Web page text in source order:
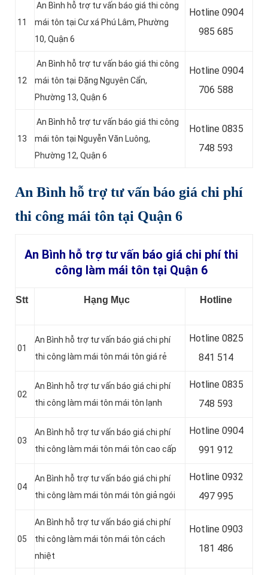
11
An Bình hỗ trợ tư vấn báo giá thi công
mái tôn tại Cư xá Phú Lâm, Phường
10, Quận 6
Hotline 0904
985 685
12
An Bình hỗ trợ tư vấn báo giá thi công
mái tôn tại Đặng Nguyên Cẩn,
Phường 13, Quận 6
Hotline 0904
706 588
13
An Bình hỗ trợ tư vấn báo giá thi công
mái tôn tại Nguyễn Văn Luông,
Phường 12, Quận 6
Hotline 0835
748 593
An Bình hỗ trợ tư vấn báo giá chi phí
thi công mái tôn tại Quận 6
An Bình hỗ trợ tư vấn báo giá chi phí thi
công làm mái tôn tại Quận 6
Stt Hạng Mục Hotline
01
An Bình hỗ trợ tư vấn báo giá chi phí
thi công làm mái tôn mái tôn giá rẻ
Hotline 0825
841 514
02
An Bình hỗ trợ tư vấn báo giá chi phí
thi công làm mái tôn mái tôn lạnh
Hotline 0835
748 593
03
An Bình hỗ trợ tư vấn báo giá chi phí
thi công làm mái tôn mái tôn cao cấp
Hotline 0904
991 912
04
An Bình hỗ trợ tư vấn báo giá chi phí
thi công làm mái tôn mái tôn giả ngói
Hotline 0932
497 995
05
An Bình hỗ trợ tư vấn báo giá chi phí
thi công làm mái tôn mái tôn cách
nhiệt
Hotline 0903
181 486